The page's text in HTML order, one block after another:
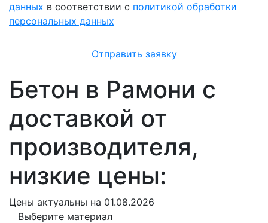
данных в соответствии с политикой обработки
персональных данных
Отправить заявку
Бетон в Рамони с
доставкой от
производителя,
низкие цены:
Цены актуальны на 01.08.2026
Выберите материал